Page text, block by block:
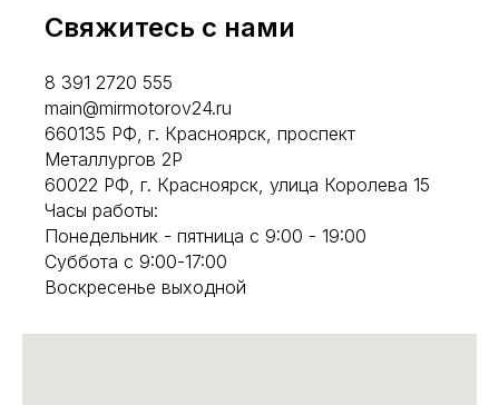
Свяжитесь с нами
8 391 2720 555
main@mirmotorov24.ru
660135 РФ, г. Красноярск, проспект
Металлургов 2Р
60022 РФ, г. Красноярск, улица Королева 15
Часы работы:
Понедельник - пятница с 9:00 - 19:00
Суббота с 9:00-17:00
Воскресенье выходной